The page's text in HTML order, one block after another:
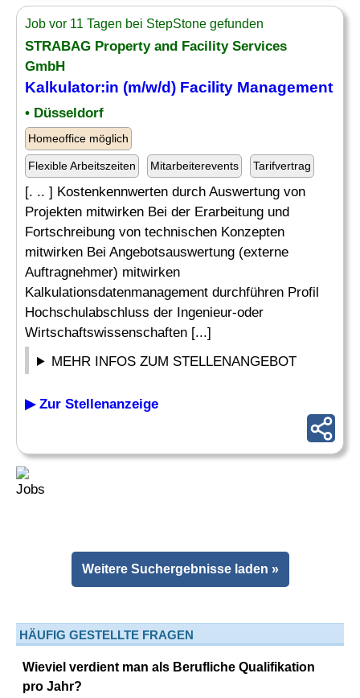
Job vor 11 Tagen bei StepStone gefunden
STRABAG Property and Facility Services
GmbH
Kalkulator:in (m/w/d) Facility Management
• Düsseldorf
Homeoffice möglich
Flexible Arbeitszeiten Mitarbeiterevents Tarifvertrag
[. .. ] Kostenkennwerten durch Auswertung von
Projekten mitwirken Bei der Erarbeitung und
Fortschreibung von technischen Konzepten
mitwirken Bei Angebotsauswertung (externe
Auftragnehmer) mitwirken
Kalkulationsdatenmanagement durchführen Profil
Hochschulabschluss der Ingenieur-oder
Wirtschaftswissenschaften [...]
MEHR INFOS ZUM STELLENANGEBOT
▶ Zur Stellenanzeige
Weitere Suchergebnisse laden »
HÄUFIG GESTELLTE FRAGEN
Wieviel verdient man als Berufliche Qualifikation
pro Jahr?